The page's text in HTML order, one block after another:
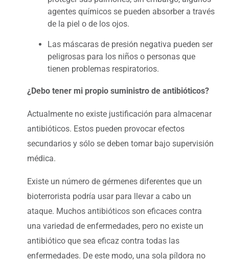
agentes químicos se pueden absorber a través
de la piel o de los ojos.
Las máscaras de presión negativa pueden ser
peligrosas para los niños o personas que
tienen problemas respiratorios.
¿Debo tener mi propio suministro de antibióticos?
Actualmente no existe justificación para almacenar
antibióticos. Estos pueden provocar efectos
secundarios y sólo se deben tomar bajo supervisión
médica.
Existe un número de gérmenes diferentes que un
bioterrorista podría usar para llevar a cabo un
ataque. Muchos antibióticos son eficaces contra
una variedad de enfermedades, pero no existe un
antibiótico que sea eficaz contra todas las
enfermedades. De este modo, una sola píldora no